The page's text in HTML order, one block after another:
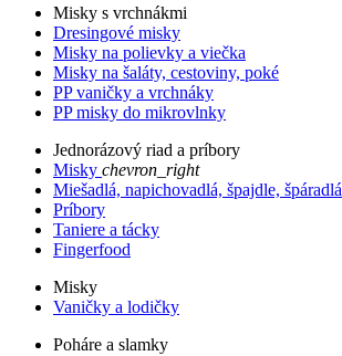
Misky s vrchnákmi
Dresingové misky
Misky na polievky a viečka
Misky na šaláty, cestoviny, poké
PP vaničky a vrchnáky
PP misky do mikrovlnky
Jednorázový riad a príbory
Misky chevron_right
Miešadlá, napichovadlá, špajdle, špáradlá
Príbory
Taniere a tácky
Fingerfood
Misky
Vaničky a lodičky
Poháre a slamky